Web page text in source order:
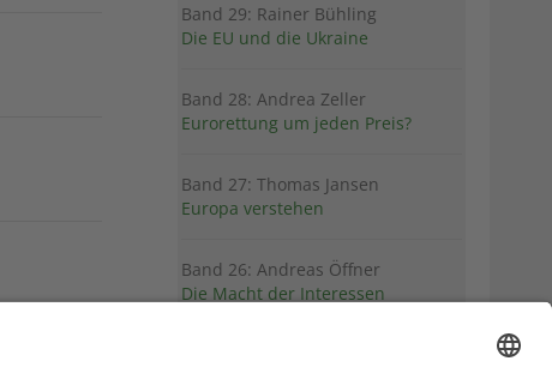
Band 29: Rainer Bühling
Die EU und die Ukraine
Band 28: Andrea Zeller
Eurorettung um jeden Preis?
Band 27: Thomas Jansen
Europa verstehen
Band 26: Andreas Öffner
Die Macht der Interessen